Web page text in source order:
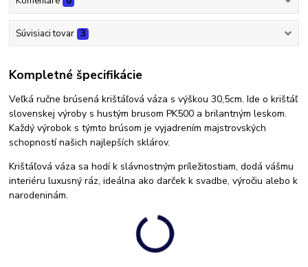
Súvisiaci tovar 3
Kompletné špecifikácie
Veľká ručne brúsená krištáľová váza s výškou 30,5cm. Ide o krištáľ
slovenskej výroby s hustým brusom PK500 a brilantným leskom.
Každý výrobok s týmto brúsom je vyjadrením majstrovských
schopností našich najlepších sklárov.
Krištáľová váza sa hodí k slávnostným príležitostiam, dodá vášmu
interiéru luxusný ráz, ideálna ako darček k svadbe, výročiu alebo k
narodeninám.